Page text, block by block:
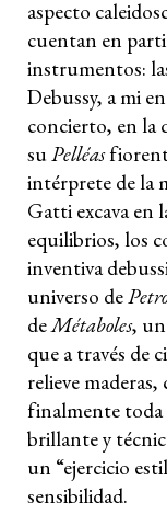
aspecto
cuentan en
instrumentos:
Debussy, a mi
concierto, en la
suPelléas
intérprete de la
Gatti excava en
equilibrios, los
inventiva
universo de
deMétaboles,
que a través de
relieve
finalmente toda
brillante y
un “ejercicio
sensibilidad.